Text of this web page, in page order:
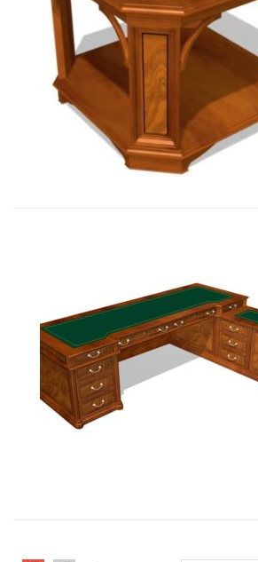
01119 Стол журнальный
3 817,80 €
01101 Стол руководителя